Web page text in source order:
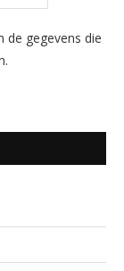
gegevens die